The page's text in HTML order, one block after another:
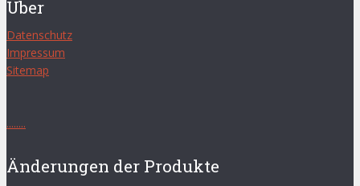
Über
Datenschutz
Impressum
Sitemap
........
Änderungen der Produkte